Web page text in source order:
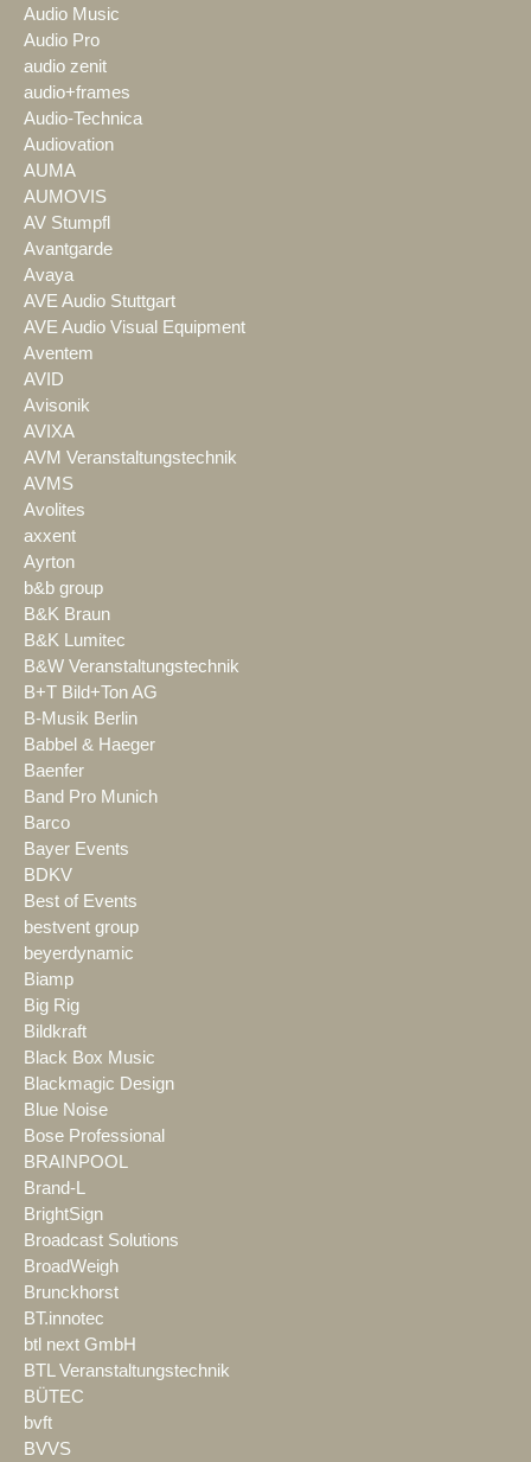
Audio Music
Audio Pro
audio zenit
audio+frames
Audio-Technica
Audiovation
AUMA
AUMOVIS
AV Stumpfl
Avantgarde
Avaya
AVE Audio Stuttgart
AVE Audio Visual Equipment
Aventem
AVID
Avisonik
AVIXA
AVM Veranstaltungstechnik
AVMS
Avolites
axxent
Ayrton
b&b group
B&K Braun
B&K Lumitec
B&W Veranstaltungstechnik
B+T Bild+Ton AG
B-Musik Berlin
Babbel & Haeger
Baenfer
Band Pro Munich
Barco
Bayer Events
BDKV
Best of Events
bestvent group
beyerdynamic
Biamp
Big Rig
Bildkraft
Black Box Music
Blackmagic Design
Blue Noise
Bose Professional
BRAINPOOL
Brand-L
BrightSign
Broadcast Solutions
BroadWeigh
Brunckhorst
BT.innotec
btl next GmbH
BTL Veranstaltungstechnik
BÜTEC
bvft
BVVS